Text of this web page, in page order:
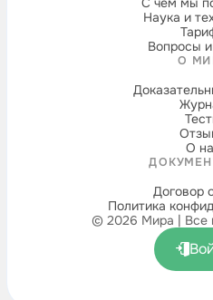
Наука и
Вопросы
О
О
Договор
Политика
© 2026 Мира | Все